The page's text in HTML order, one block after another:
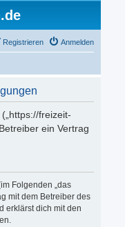
Anmelden
Registrieren
freizeit-
ein Vertrag
Folgenden „das
mit dem Betreiber des
erklärst dich mit den